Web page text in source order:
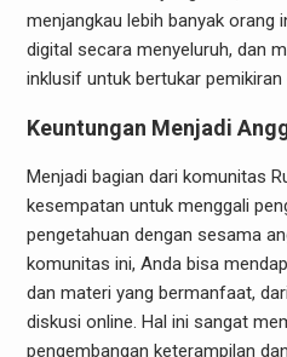
menjangkau lebih banyak orang
digital secara menyeluruh, dan
inklusif untuk bertukar pemikiran
Keuntungan Menjadi
Menjadi bagian dari komunitas
kesempatan untuk menggali
pengetahuan dengan sesama
komunitas ini, Anda bisa
dan materi yang bermanfaat,
diskusi online. Hal ini sangat
pengembangan keterampilan